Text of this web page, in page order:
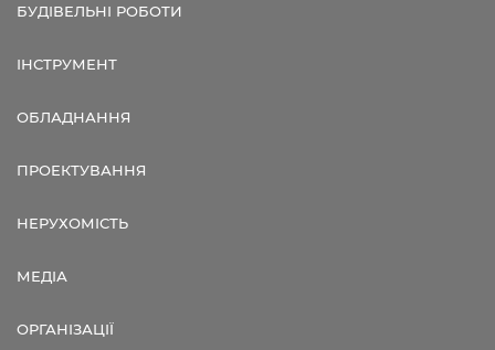
БУДІВЕЛЬНІ РОБОТИ
ІНСТРУМЕНТ
ОБЛАДНАННЯ
ПРОЕКТУВАННЯ
НЕРУХОМІСТЬ
МЕДІА
ОРГАНІЗАЦІЇ